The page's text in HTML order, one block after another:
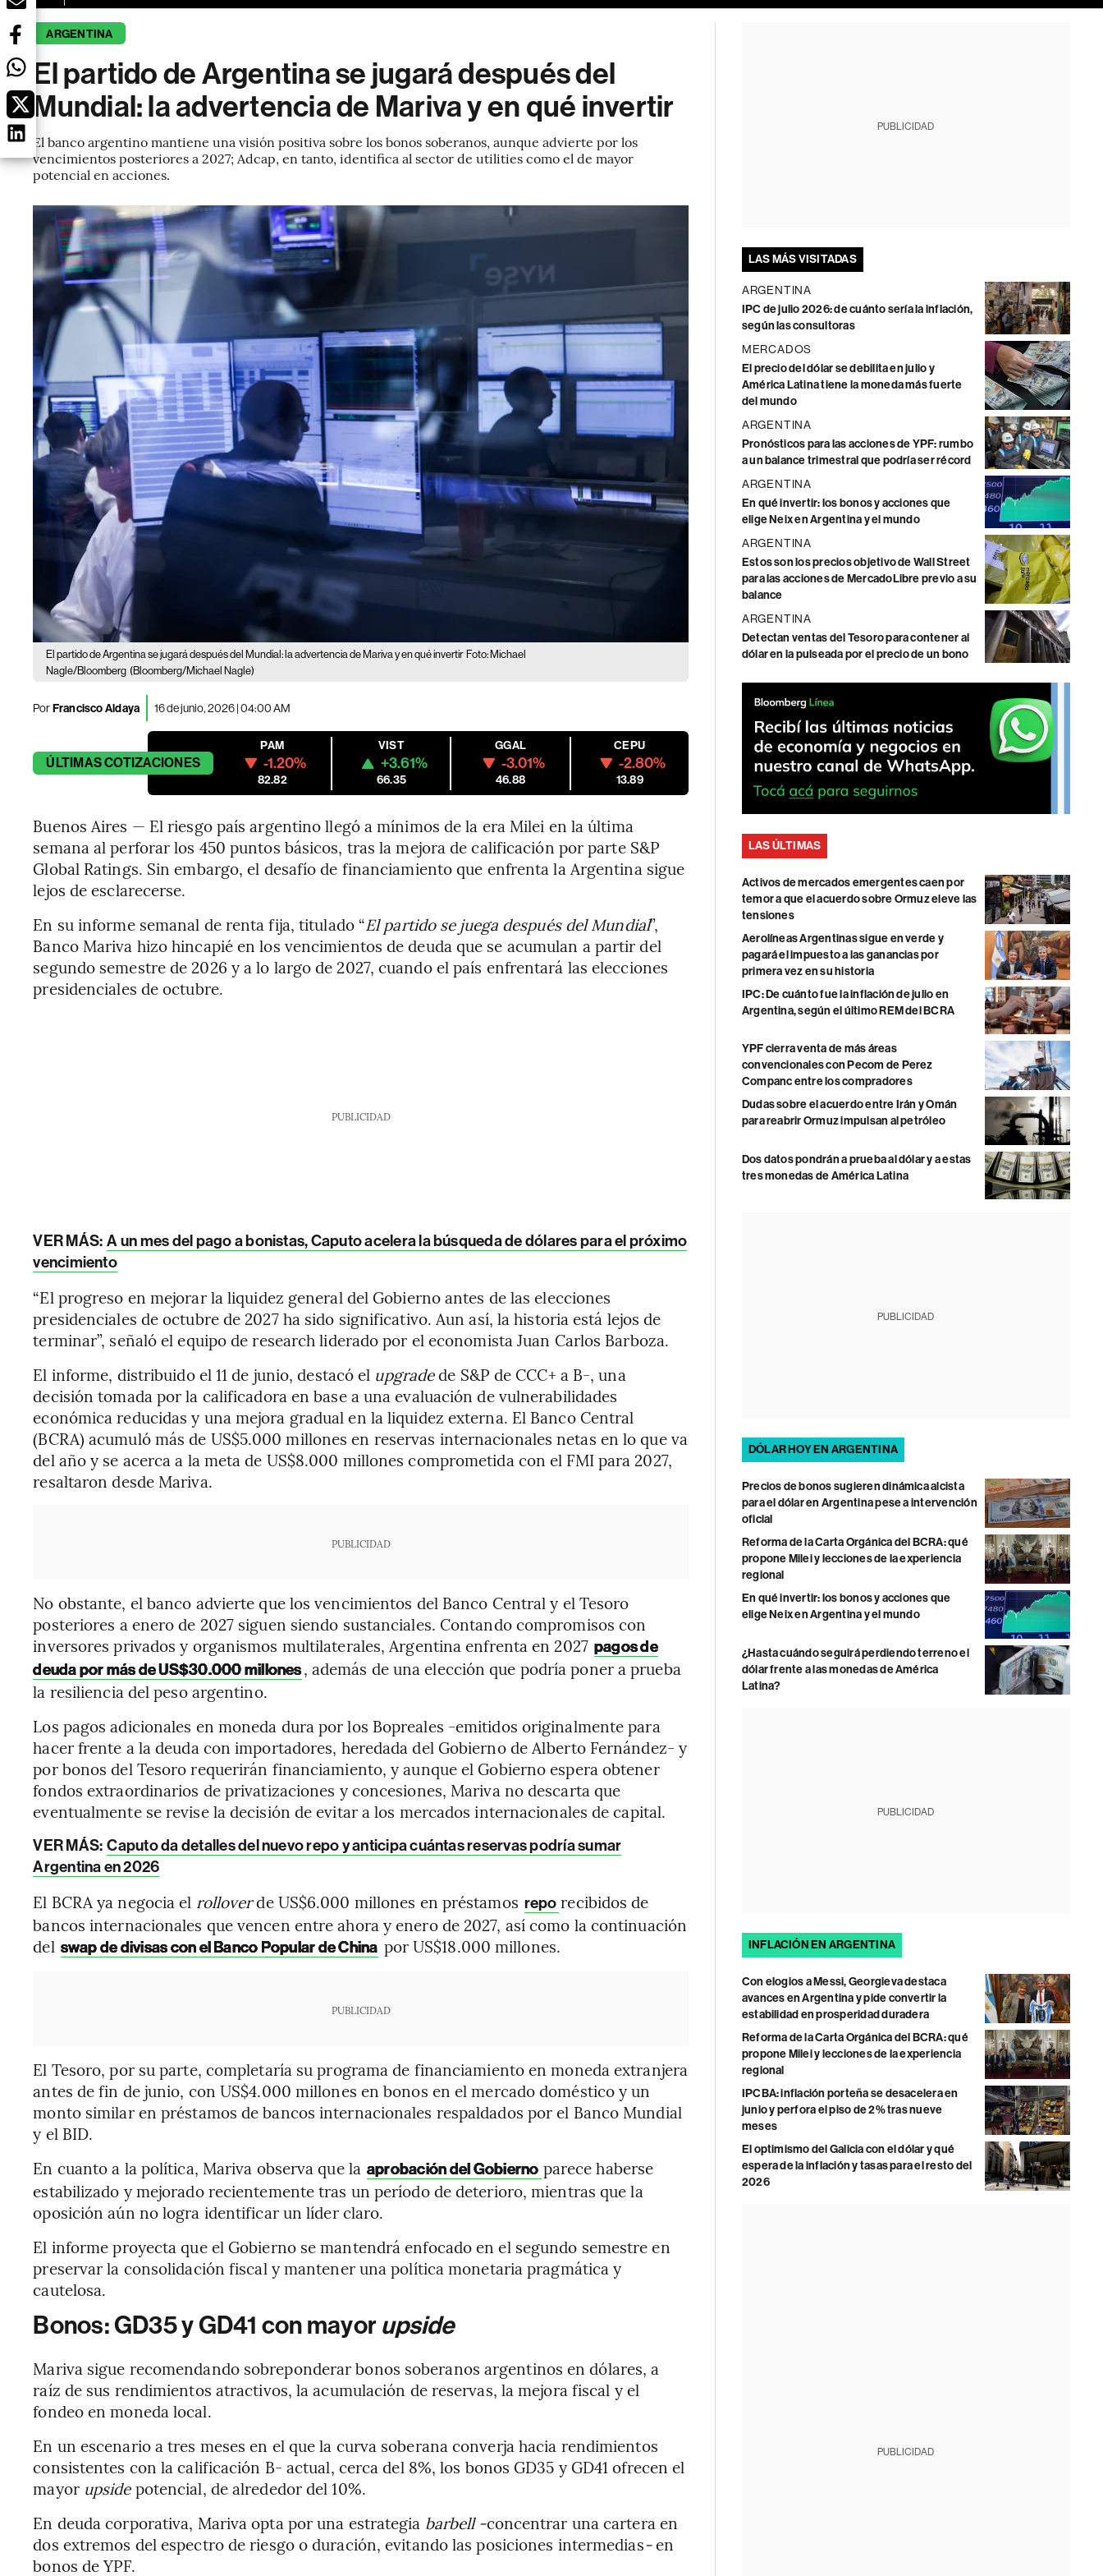
ARGENTINA
El partido de Argentina se jugará después del
Mundial: la advertencia de Mariva y en qué invertir
El banco argentino mantiene una visión positiva sobre los bonos soberanos, aunque advierte por los
vencimientos posteriores a 2027; Adcap, en tanto, identifica al sector de utilities como el de mayor
potencial en acciones.
El partido de Argentina se jugará después del Mundial: la advertencia de Mariva y en qué invertir Foto: Michael
Nagle/Bloomberg (Bloomberg/Michael Nagle)
PorFrancisco Aldaya 16 de junio, 2026 | 04:00 AM
ÚLTIMASCOTIZACIONES
PAM
-1.20%
82.82
VIST
+3.61%
66.35
GGAL
-3.01%
46.88
CEPU
-2.80%
13.89
Buenos Aires — El riesgo país argentino llegó a mínimos de la era Milei en la última
semana al perforar los 450 puntos básicos, tras la mejora de calificación por parte S&P
Global Ratings. Sin embargo, el desafío de financiamiento que enfrenta la Argentina sigue
lejos de esclarecerse.
En su informe semanal de renta fija, titulado “El partido se juega después del Mundial”,
Banco Mariva hizo hincapié en los vencimientos de deuda que se acumulan a partir del
segundo semestre de 2026 y a lo largo de 2027, cuando el país enfrentará las elecciones
presidenciales de octubre.
PUBLICIDAD
VER MÁS: A un mes del pago a bonistas, Caputo acelera la búsqueda de dólares para el próximo
vencimiento
“El progreso en mejorar la liquidez general del Gobierno antes de las elecciones
presidenciales de octubre de 2027 ha sido significativo. Aun así, la historia está lejos de
terminar”, señaló el equipo de research liderado por el economista Juan Carlos Barboza.
El informe, distribuido el 11 de junio, destacó el upgradede S&P de CCC+ a B-, una
decisión tomada por la calificadora en base a una evaluación de vulnerabilidades
económica reducidas y una mejora gradual en la liquidez externa. El Banco Central
(BCRA) acumuló más de US$5.000 millones en reservas internacionales netas en lo que va
del año y se acerca a la meta de US$8.000 millones comprometida con el FMI para 2027,
resaltaron desde Mariva.
PUBLICIDAD
No obstante, el banco advierte que los vencimientos del Banco Central y el Tesoro
posteriores a enero de 2027 siguen siendo sustanciales. Contando compromisos con
inversores privados y organismos multilaterales, Argentina enfrenta en 2027 pagos de
deuda por más de US$30.000 millones, además de una elección que podría poner a prueba
la resiliencia del peso argentino.
Los pagos adicionales en moneda dura por los Bopreales -emitidos originalmente para
hacer frente a la deuda con importadores, heredada del Gobierno de Alberto Fernández- y
por bonos del Tesoro requerirán financiamiento, y aunque el Gobierno espera obtener
fondos extraordinarios de privatizaciones y concesiones, Mariva no descarta que
eventualmente se revise la decisión de evitar a los mercados internacionales de capital.
VER MÁS: Caputo da detalles del nuevo repo y anticipa cuántas reservas podría sumar
Argentina en 2026
El BCRA ya negocia el rolloverde US$6.000 millones en préstamos repo recibidos de
bancos internacionales que vencen entre ahora y enero de 2027, así como la continuación
del swap de divisas con el Banco Popular de China por US$18.000 millones.
PUBLICIDAD
El Tesoro, por su parte, completaría su programa de financiamiento en moneda extranjera
antes de fin de junio, con US$4.000 millones en bonos en el mercado doméstico y un
monto similar en préstamos de bancos internacionales respaldados por el Banco Mundial
y el BID.
En cuanto a la política, Mariva observa que la aprobación del Gobierno parece haberse
estabilizado y mejorado recientemente tras un período de deterioro, mientras que la
oposición aún no logra identificar un líder claro.
El informe proyecta que el Gobierno se mantendrá enfocado en el segundo semestre en
preservar la consolidación fiscal y mantener una política monetaria pragmática y
cautelosa.
Bonos: GD35 y GD41 con mayor upside
Mariva sigue recomendando sobreponderar bonos soberanos argentinos en dólares, a
raíz de sus rendimientos atractivos, la acumulación de reservas, la mejora fiscal y el
fondeo en moneda local.
En un escenario a tres meses en el que la curva soberana converja hacia rendimientos
consistentes con la calificación B- actual, cerca del 8%, los bonos GD35 y GD41 ofrecen el
mayor upsidepotencial, de alrededor del 10%.
En deuda corporativa, Mariva opta por una estrategia barbell -concentrar una cartera en
dos extremos del espectro de riesgo o duración, evitando las posiciones intermedias-en
bonos de YPF.
PUBLICIDAD
LAS MÁS VISITADAS
ARGENTINA
IPC de julio 2026: de cuánto sería la inflación,
según las consultoras
MERCADOS
El precio del dólar se debilita en julio y
América Latina tiene la moneda más fuerte
del mundo
ARGENTINA
Pronósticos para las acciones de YPF: rumbo
a un balance trimestral que podría ser récord
ARGENTINA
En qué invertir: los bonos y acciones que
elige Neix en Argentina y el mundo
ARGENTINA
Estos son los precios objetivo de Wall Street
para las acciones de MercadoLibre previo a su
balance
ARGENTINA
Detectan ventas del Tesoro para contener al
dólar en la pulseada por el precio de un bono
LAS ÚLTIMAS
Activos de mercados emergentes caen por
temor a que el acuerdo sobre Ormuz eleve las
tensiones
Aerolíneas Argentinas sigue en verde y
pagará el impuesto a las ganancias por
primera vez en su historia
IPC: De cuánto fue la inflación de julio en
Argentina, según el último REM del BCRA
YPF cierra venta de más áreas
convencionales con Pecom de Perez
Companc entre los compradores
Dudas sobre el acuerdo entre Irán y Omán
para reabrir Ormuz impulsan al petróleo
Dos datos pondrán a prueba al dólar y a estas
tres monedas de América Latina
PUBLICIDAD
DÓLAR HOY EN ARGENTINA
Precios de bonos sugieren dinámica alcista
para el dólar en Argentina pese a intervención
oficial
Reforma de la Carta Orgánica del BCRA: qué
propone Milei y lecciones de la experiencia
regional
En qué invertir: los bonos y acciones que
elige Neix en Argentina y el mundo
¿Hasta cuándo seguirá perdiendo terreno el
dólar frente a las monedas de América
Latina?
PUBLICIDAD
INFLACIÓN EN ARGENTINA
Con elogios a Messi, Georgieva destaca
avances en Argentina y pide convertir la
estabilidad en prosperidad duradera
Reforma de la Carta Orgánica del BCRA: qué
propone Milei y lecciones de la experiencia
regional
IPCBA: inflación porteña se desacelera en
junio y perfora el piso de 2% tras nueve
meses
El optimismo del Galicia con el dólar y qué
espera de la inflación y tasas para el resto del
2026
PUBLICIDAD